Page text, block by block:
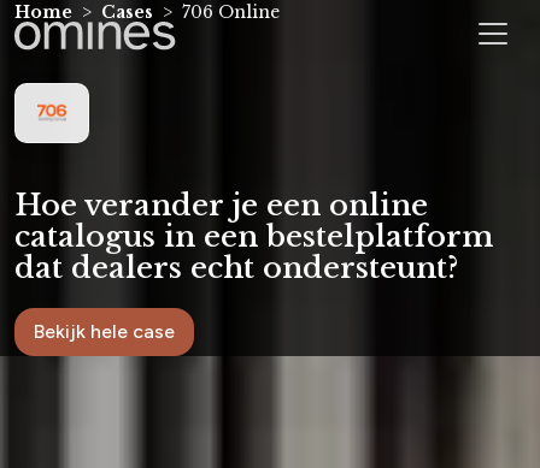
Home Cases 706 Online
Hoe verander je een online
catalogus in een bestelplatform
dat dealers echt ondersteunt?
Bekijk hele case